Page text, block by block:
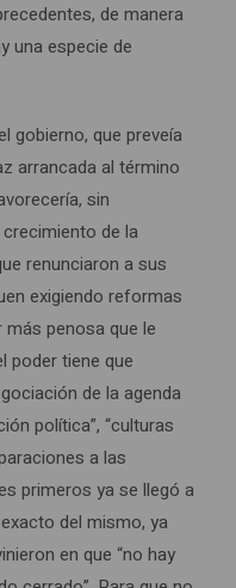
de manera
una especie de
gobierno, que preveía
arrancada al término
sin
de la
renunciaron a sus
exigiendo reformas
penosa que le
poder tiene que
de la agenda
política”, “culturas
a las
primeros ya se llegó a
del mismo, ya
en que “no hay